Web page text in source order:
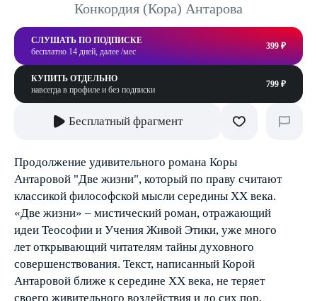
Конкордия (Кора) Антарова
СЛУШАТЬ ПО ПОДПИСКЕ
бесплатно 14 дней, далее /мес
399 ₽
КУПИТЬ ОТДЕЛЬНО
навсегда в профиле и без подписки
799 ₽
Бесплатный фрагмент
Продолжение удивительного романа Коры
Антаровой "Две жизни", который по праву считают
классикой философской мысли середины XX века.
«Две жизни» – мистический роман, отражающий
идеи Теософии и Учения Живой Этики, уже много
лет открывающий читателям тайны духовного
совершенствования. Текст, написанный Корой
Антаровой ближе к середине XX века, не теряет
своего живительного воздействия и до сих пор,